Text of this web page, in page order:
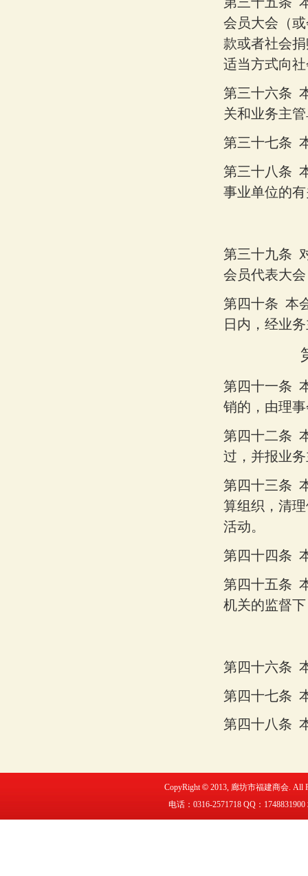
会员大会（
款或者社会
适当方式向
第三十六条
关和业务主
第三十七条
第三十八条
事业单位的
第三十九条
会员代表大
第四十条 本
日内，经业
第四十一条
销的，由理
第四十二条
过，并报业
第四十三条
算组织，清
活动。
第四十四条
第四十五条
机关的监督
第四十六条
第四十七条
第四十八条
CopyRight©2013, 廊坊市福建商会. All
电话：0316-2571718 QQ： 1748831900